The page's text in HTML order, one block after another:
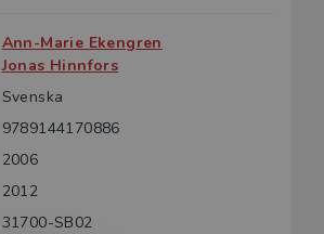
Ann-Marie Ekengren
Jonas Hinnfors
Svenska
9789144170886
2006
2012
31700-SB02